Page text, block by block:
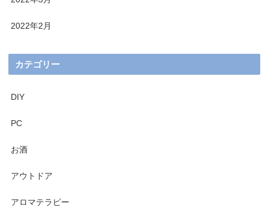
2022年2月
カテゴリー
DIY
PC
お酒
アウトドア
アロマテラピー